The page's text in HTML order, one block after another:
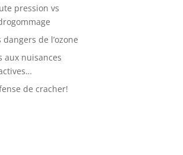
pression vs
dangers de l’ozone
aux nuisances
de cracher!